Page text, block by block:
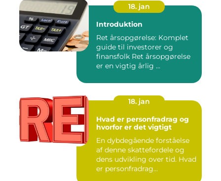
18. jan
Introduktion
Ret årsopgørelse: Komplet
guide til investorer og
finansfolk Ret årsopgørelse
er en vigtig årlig ...
18. jan
Hvad er personfradrag og
hvorfor er det vigtigt
En dybdegående forståelse
af denne skattefordele og
dens udvikling over tid. Hvad
er personfradrag...